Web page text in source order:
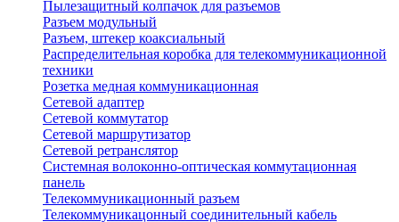
Пылезащитный колпачок для разъемов
Разъем модульный
Разъем, штекер коаксиальный
Распределительная коробка для телекоммуникационной
техники
Розетка медная коммуникационная
Сетевой адаптер
Сетевой коммутатор
Сетевой маршрутизатор
Сетевой ретранслятор
Системная волоконно-оптическая коммутационная
панель
Телекоммуникационный разъем
Телекоммуникацонный соединительный кабель